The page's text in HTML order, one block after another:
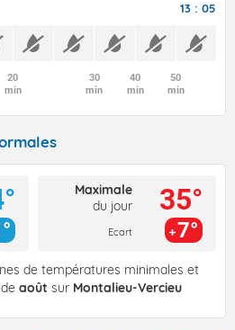
13 : 05
20
min
30
min
40
min
50
min
Maximale
du jour
Ecart
35°
7°
de températures minimales et
août sur Montalieu-Vercieu